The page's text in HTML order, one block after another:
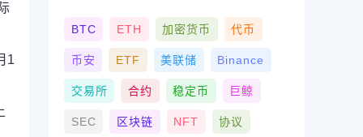
1
BTC ETH 加密货币 代币
币安 ETF 美联储 Binance
交易所 合约 稳定币 巨鲸
SEC 区块链 NFT 协议